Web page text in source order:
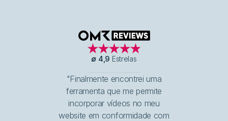
OMR Reviews
∅ 4,9 Estrelas
"Finalmente encontrei uma
ferramenta que me permite
incorporar vídeos no meu
website em conformidade com